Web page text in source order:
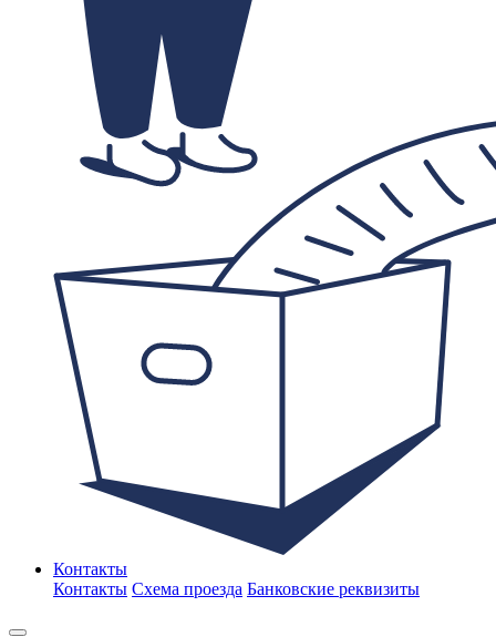
Контакты
Контакты Схема проезда Банковские реквизиты